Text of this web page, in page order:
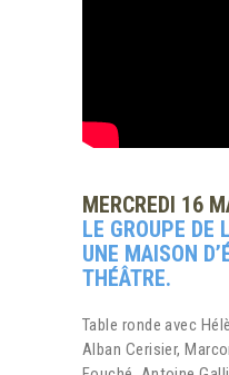
MERCREDI 16
LE GROUPE DE
UNE MAISON
THÉÂTRE.
Table ronde avec
Alban Cerisier,